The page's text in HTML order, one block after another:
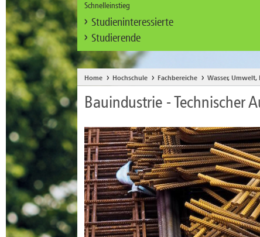
Schnelleinstieg
Studieninteressierte
Studierende
Home Hochschule Fachbereiche Wasser,
Bauindustrie - Technischer